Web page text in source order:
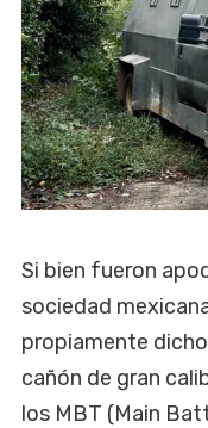
Si bien fueron
sociedad
propiamente
cañón de gran
los MBT (Main